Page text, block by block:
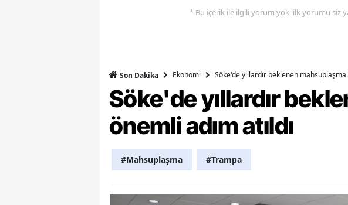
Kilis
* Bu içerik ile ilgili yorum yok, ilk yorumu siz
Son Dakika Ekonomi Söke'de yıllardır beklenen
Söke'de yıllardır
önemli adım atıldı
#Mahsuplaşma #Trampa